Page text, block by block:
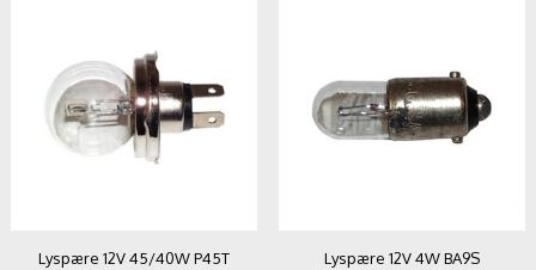
Lyspære 12V 45/40W P45T Lyspære 12V 4W BA9S